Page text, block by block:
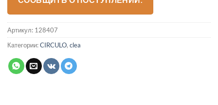
Артикул: 128407
Категории:CIRCULO, clea